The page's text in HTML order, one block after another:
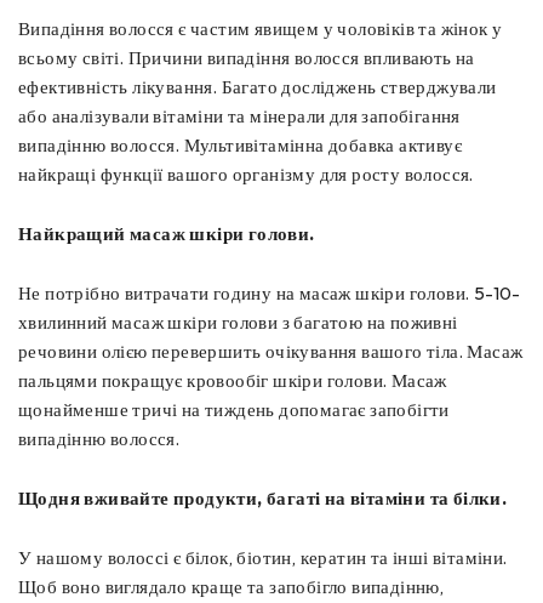
Випадіння волосся є частим явищем у чоловіків та жінок у
всьому світі. Причини випадіння волосся впливають на
ефективність лікування. Багато досліджень стверджували
або аналізували вітаміни та мінерали для запобігання
випадінню волосся. Мультивітамінна добавка активує
найкращі функції вашого організму для росту волосся.
Найкращий масаж шкіри голови.
Не потрібно витрачати годину на масаж шкіри голови. 5-10-
хвилинний масаж шкіри голови з багатою на поживні
речовини олією перевершить очікування вашого тіла. Масаж
пальцями покращує кровообіг шкіри голови. Масаж
щонайменше тричі на тиждень допомагає запобігти
випадінню волосся.
Щодня вживайте продукти, багаті на вітаміни та білки.
У нашому волоссі є білок, біотин, кератин та інші вітаміни.
Щоб воно виглядало краще та запобігло випадінню,